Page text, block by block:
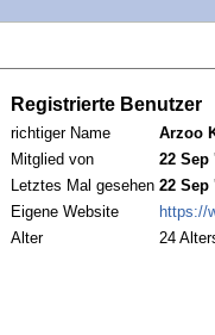
Registrierte Benutzer
richtiger Name
Arzoo
Mitglied von
22 Sep
Letztes Mal gesehen 22 Sep
Eigene Website
https://
Alter
24